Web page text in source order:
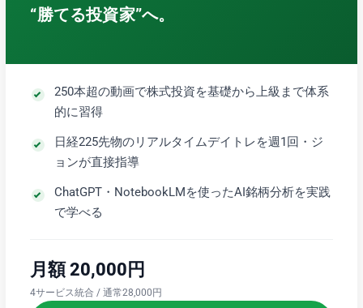
“勝てる投資家”へ。
250本超の動画で株式投資を基礎から上級まで体系
的に習得
日経225先物のリアルタイムデイトレを週1回・ジ
ョンが直接指導
ChatGPT・NotebookLMを使ったAI銘柄分析を実践
で学べる
月額 20,000円
4サービス統合 / 通常28,000円